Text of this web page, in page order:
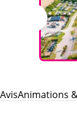
AvisAnimations